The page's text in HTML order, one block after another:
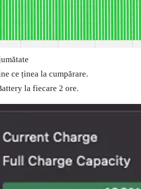
ce ținea la cumpărare.
la fiecare 2 ore.